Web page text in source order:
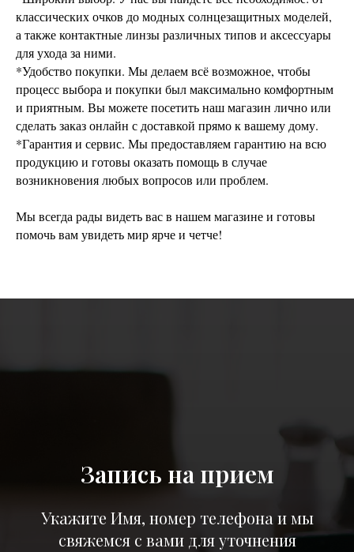
классических очков до модных солнцезащитных моделей,
а также контактные линзы различных типов и аксессуары
для ухода за ними.
*Удобство покупки. Мы делаем всё возможное, чтобы
процесс выбора и покупки был максимально комфортным
и приятным. Вы можете посетить наш магазин лично или
сделать заказ онлайн с доставкой прямо к вашему дому.
*Гарантия и сервис. Мы предоставляем гарантию на всю
продукцию и готовы оказать помощь в случае
возникновения любых вопросов или проблем.
Мы всегда рады видеть вас в нашем магазине и готовы
помочь вам увидеть мир ярче и четче!
Запись на прием
Укажите Имя, номер телефона и мы
свяжемся с вами для уточнения